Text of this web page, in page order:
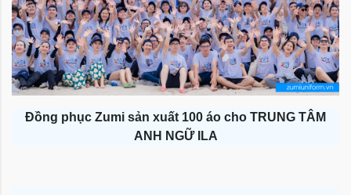
Đồng phục Zumi sản xuất 100 áo cho TRUNG TÂM
ANH NGỮ ILA